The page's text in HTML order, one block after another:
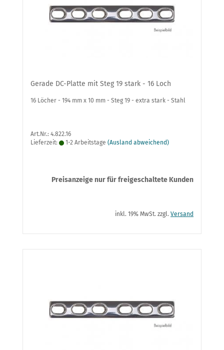
Gerade DC-Platte mit Steg 19 stark - 16 Loch
16 Löcher - 194 mm x 10 mm - Steg 19 - extra stark - Stahl
Art.Nr.: 4.822.16
Lieferzeit:
1-2 Arbeitstage (Ausland abweichend)
Preisanzeige nur für freigeschaltete Kunden
inkl. 19% MwSt. zzgl. Versand